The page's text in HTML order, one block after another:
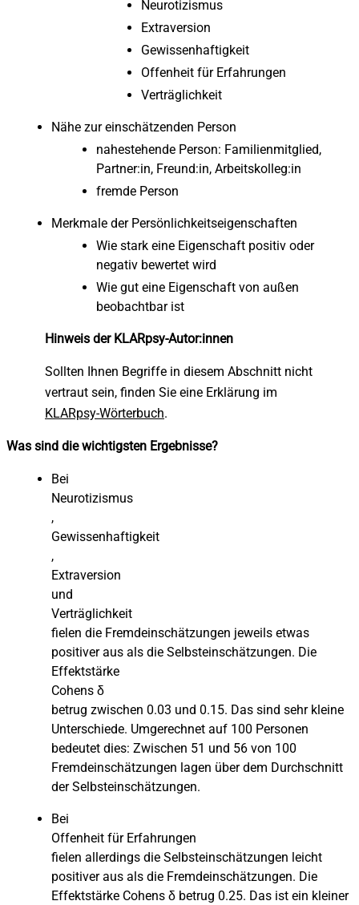
Neurotizismus
Extraversion
Gewissenhaftigkeit
Offenheit für Erfahrungen
Verträglichkeit
Nähe zur einschätzenden Person
nahestehende Person: Familienmitglied,
Partner:in, Freund:in, Arbeitskolleg:in
fremde Person
Merkmale der Persönlichkeitseigenschaften
Wie stark eine Eigenschaft positiv oder
negativ bewertet wird
Wie gut eine Eigenschaft von außen
beobachtbar ist
Hinweis der KLARpsy-Autor:innen
Sollten Ihnen Begriffe in diesem Abschnitt nicht
vertraut sein, finden Sie eine Erklärung im
KLARpsy-Wörterbuch.
Was sind die wichtigsten Ergebnisse?
Bei
Neurotizismus
,
Gewissenhaftigkeit
,
Extraversion
und
Verträglichkeit
fielen die Fremdeinschätzungen jeweils etwas
positiver aus als die Selbsteinschätzungen. Die
Effektstärke
Cohens δ
betrug zwischen 0.03 und 0.15. Das sind sehr kleine
Unterschiede. Umgerechnet auf 100 Personen
bedeutet dies: Zwischen 51 und 56 von 100
Fremdeinschätzungen lagen über dem Durchschnitt
der Selbsteinschätzungen.
Bei
Offenheit für Erfahrungen
fielen allerdings die Selbsteinschätzungen leicht
positiver aus als die Fremdeinschätzungen. Die
Effektstärke Cohens δ betrug 0.25. Das ist ein kleiner